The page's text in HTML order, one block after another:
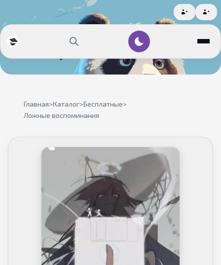
Главная>Каталог>Бесплатные>
Ложные воспоминания